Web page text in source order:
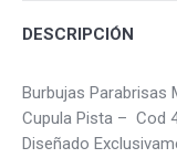
DESCRIPCIÓN
Burbujas Parabrisas
Cupula Pista – Cod
Diseñado